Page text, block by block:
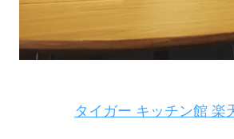
タイガー キッチン館 楽